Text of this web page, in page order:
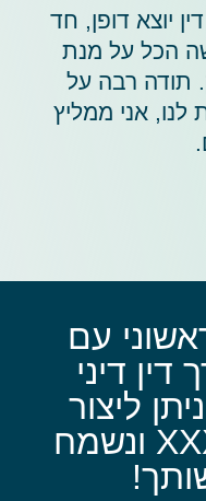
יוצא דופן, חד
הכל על מנת
תודה רבה על
אני ממליץ
עם
דין דיני
ליצור
קשר ב- 072-XXXX ונשמח